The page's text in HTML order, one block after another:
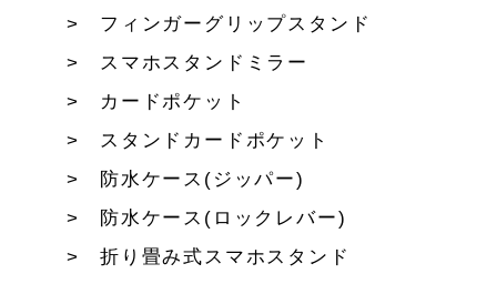
フィンガーグリップスタンド
スマホスタンドミラー
カードポケット
スタンドカードポケット
防水ケース(ジッパー)
防水ケース(ロックレバー)
折り畳み式スマホスタンド